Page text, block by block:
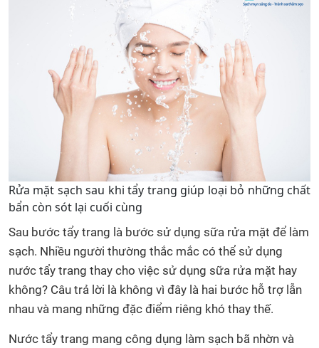
Rửa mặt sạch sau khi tẩy trang giúp loại bỏ những chất
bẩn còn sót lại cuối cùng
Sau bước tẩy trang là bước sử dụng sữa rửa mặt để làm
sạch. Nhiều người thường thắc mắc có thể sử dụng
nước tẩy trang thay cho việc sử dụng sữa rửa mặt hay
không? Câu trả lời là không vì đây là hai bước hỗ trợ lẫn
nhau và mang những đặc điểm riêng khó thay thế.
Nước tẩy trang mang công dụng làm sạch bã nhờn và